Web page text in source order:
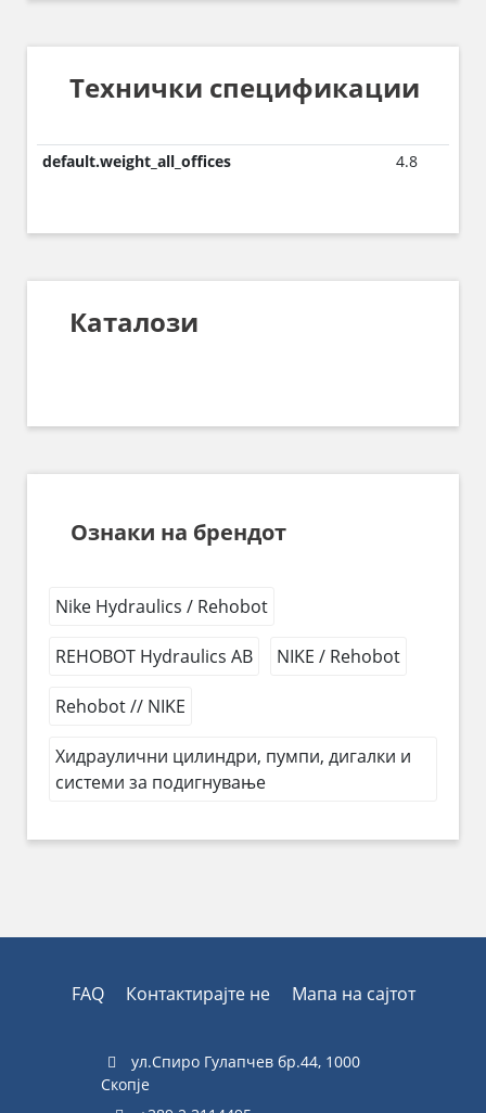
Технички спецификации
default.weight_all_offices 4.8
Каталози
Ознаки на брендот
Nike Hydraulics / Rehobot
REHOBOT Hydraulics AB NIKE / Rehobot
Rehobot // NIKE
Хидраулични цилиндри, пумпи, дигалки и
системи за подигнување
FAQ Контактирајте не Мапа на сајтот
ул.Спиро Гулапчев бр.44, 1000
Скопје